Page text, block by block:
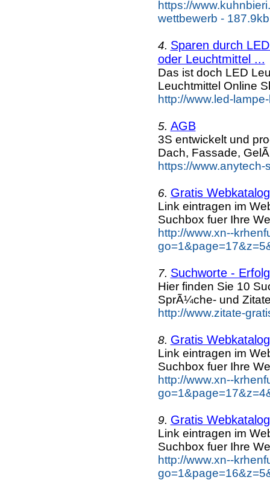
https://
wettbewerb - 187.9kb
4. Sparen durch
oder Leuchtmittel ...
Das ist doch LED
Leuchtmittel Online
http://www.led-
5. AGB
3S entwickelt und
Dach, Fassade,
https://
6. Gratis
Link eintragen im
Suchbox fuer Ihre
http://www.xn--
7. Suchworte -
Hier finden Sie 10
SprÃ¼che- und
http://www.zitate-
8. Gratis
Link eintragen im
Suchbox fuer Ihre
http://www.xn--
9. Gratis
Link eintragen im
Suchbox fuer Ihre
http://www.xn--